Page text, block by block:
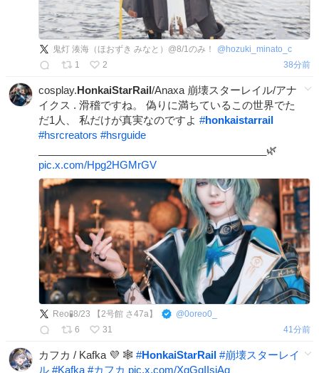
鬼灯 湊海（ほおずき みなと）@8/1のみ！ @ hozuki_minato_c
1
2 38分前
cosplay.HonkaiStarRail/Anaxa 崩壊スターレイル/アナ
イクス . 滑稽ですね。 偽りに満ちているこの世界でた
だ1人、 私だけが真実なのですよ #honkaistarrail
#hsrcreators #hsrguide
________________________________________🌿
pic.x.com/Hpg2HGMrGV
Reo🧪8/23 【2号館 さ47a】 @0oreo0_
6
31 41分前
カフカ / Kafka 💜 🕸️ #HonkaiStarRail #崩壊スターレイ
ル #Kafka #カフカ pic.x.com/XgGqIIsjAg